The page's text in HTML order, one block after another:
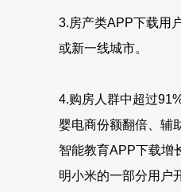
3.房产类APP下载用
或新一线城市。
4.购房人群中超过
婴电商份额翻倍、辅
智能教育APP下载增
明小米的一部分用户